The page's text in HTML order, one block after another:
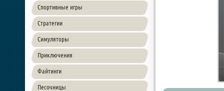
Спортивные игры
Стратегии
Симуляторы
Приключения
Файтинги
Песочницы